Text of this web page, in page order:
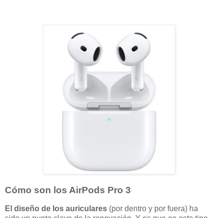
Cómo son los AirPods Pro 3
El diseño de los auriculares (por dentro y por fuera) ha